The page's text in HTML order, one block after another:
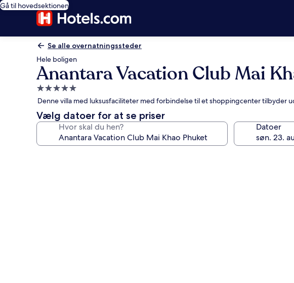
Gå til hovedsektionen
Se alle overnatningssteder
Hele boligen
Anantara Vacation Club Mai
5.0-
stjernet
overnatningssted
Denne villa med luksusfaciliteter med forbindelse til et shoppingcenter
Vælg datoer for at se priser
Hvor skal du hen? Datoer